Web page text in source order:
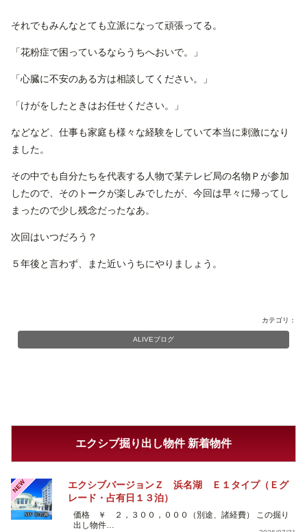
それでもみんなとても立派になって頑張ってる。
「花粉症で困っているならうちへおいで。」
「心臓に不安のある方は相談してください。」
「けがをしたときはお任せください。」
などなど、仕事も家庭も様々な経験をしていて本当に刺激になり
ました。
その中でも自分たちを代表する人物で某テレビ局の名物Ｐが参加
したので、そのトークが楽しみでしたが、今回は早々に帰ってし
まったので少し残念だったなあ。
次回はいつだろう？
５年後と言わず、また近いうちにやりましょう。
カテゴリ：
ALIVEブログ
エクシブ掘り出し物件 新着物件
NEW
エクシブバージョンＺ 浜名湖 Ｅ１タイプ（Ｅグ
レード・占有日１３泊）
価格 ￥ ２，３００，０００（別途、諸経費） この掘り
出し物件…